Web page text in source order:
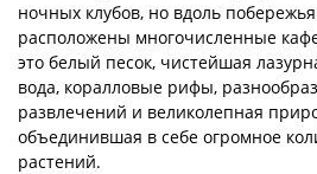
ночных клубов, но вдоль побережья
расположены многочисленные
это белый песок, чистейшая
вода, коралловые рифы,
развлечений и великолепная
объединившая в себе огромное
растений.